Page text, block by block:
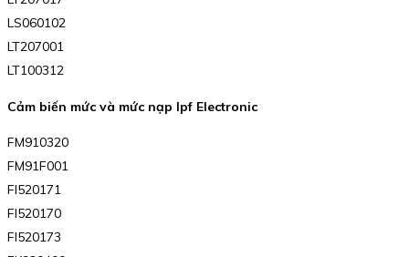
LS060102
LT207001
LT100312
Cảm biến mức và mức nạp Ipf Electronic
FM910320
FM91F001
FI520171
FI520170
FI520173